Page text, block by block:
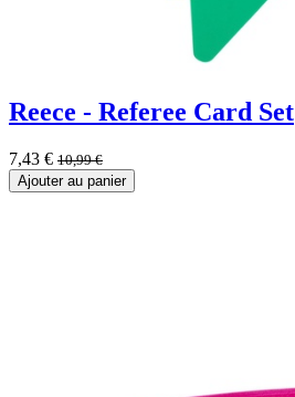
Reece - Referee Card Set
7,43 € 10,99€
Ajouter au panier